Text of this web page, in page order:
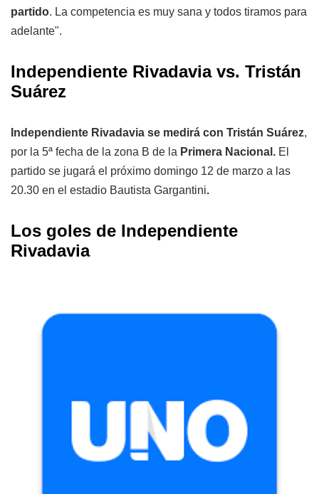
partido. La competencia es muy sana y todos tiramos para
adelante".
Independiente Rivadavia vs. Tristán
Suárez
Independiente Rivadavia se medirá con Tristán Suárez,
por la 5ª fecha de la zona B de la Primera Nacional. El
partido se jugará el próximo domingo 12 de marzo a las
20.30 en el estadio Bautista Gargantini.
Los goles de Independiente
Rivadavia